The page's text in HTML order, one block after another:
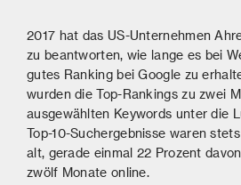
2017 hat das US-Unternehmen
zu beantworten, wie lange es bei
gutes Ranking bei Google zu
wurden die Top-Rankings zu zwei
ausgewählten Keywords unter die
Top-10-Suchergebnisse waren
alt, gerade einmal 22 Prozent
zwölf Monate online.